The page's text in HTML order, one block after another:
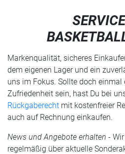
Markenqualität, sicheres
dem eigenen Lager und ein
uns im Fokus. Sollte doch einmal
Zufriedenheit sein, hast Du bei
Rückgaberecht mit kostenfreier
auch auf Rechnung einkaufen.
News und Angebote erhalten -
regelmäßig über aktuelle